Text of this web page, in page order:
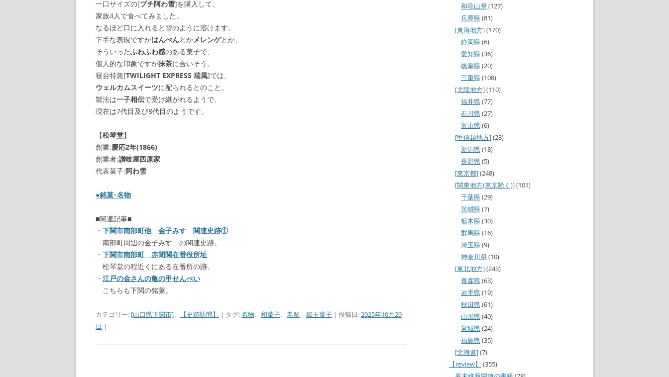
一口サイズの[プチ阿わ雪]を購入して、
家族4人で食べてみました。
なるほど口に入れると雪のように溶けます。
下手な表現ですがはんぺんとかメレンゲとか、
そういったふわふわ感のある菓子で、
個人的な印象ですが抹茶に合いそう。
寝台特急[TWILIGHT EXPRESS 瑞風]では、
ウェルカムスイーツに配られるとのこと。
製法は一子相伝で受け継がれるようで、
現在は7代目及び8代目のようです。
【松琴堂】
創業:慶応2年(1866)
創業者:讃岐屋西原家
代表菓子:阿わ雪
●銘菓･名物
■関連記事■
・ 下関市南部町他 金子みすゞ関連史跡①
南部町周辺の金子みすゞの関連史跡。
・ 下関市南部町 赤間関在番役所址
松琴堂の程近くにある在番所の跡。
・ 江戸の金さんの亀の甲せんべい
こちらも下関の銘菓。
カテゴリー: [山口県下関市]、 【史跡訪問】 | タグ:名物、 和菓子、 老舗、 錦玉菓子 | 投稿日:2025年10月29
日 |
和歌山県(127)
兵庫県(81)
[東海地方](170)
静岡県(6)
愛知県(36)
岐阜県(20)
三重県(108)
[北陸地方](110)
福井県(77)
石川県(27)
富山県(6)
[甲信越地方](23)
新潟県(18)
長野県(5)
[東京都](248)
[関東地方(東京除く)](101)
千葉県(29)
茨城県(7)
栃木県(30)
群馬県(16)
埼玉県(9)
神奈川県(10)
[東北地方](243)
青森県(63)
岩手県(19)
秋田県(61)
山形県(40)
宮城県(24)
福島県(35)
[北海道](7)
【review】
(355)